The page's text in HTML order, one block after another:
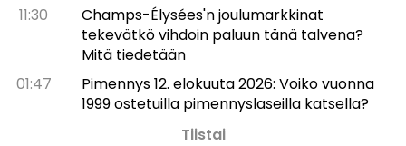
11:30
Champs-Élysées'n joulumarkkinat
tekevätkö vihdoin paluun tänä talvena?
Mitä tiedetään
01:47
Pimennys 12. elokuuta 2026: Voiko vuonna
1999 ostetuilla pimennyslaseilla katsella?
Tiistai